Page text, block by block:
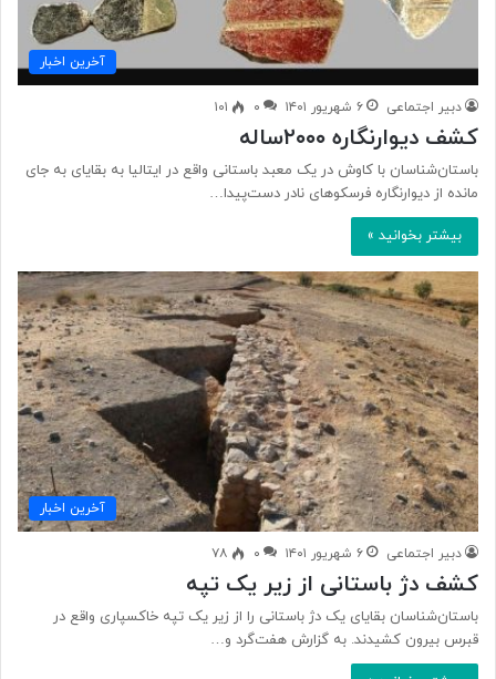
آخرین اخبار
دبیر اجتماعی ۶ شهریور ۱۴۰۱ ۰ ۱۰۱
کشف دیوارنگاره ۲۰۰۰ساله
باستان‌شناسان با کاوش در یک معبد باستانی واقع در ایتالیا به بقایای به جای
مانده از دیوارنگاره فرسکوهای نادر دست‌پیدا…
بیشتر بخوانید »
آخرین اخبار
دبیر اجتماعی ۶ شهریور ۱۴۰۱ ۰ ۷۸
کشف دژ باستانی از زیر یک تپه
باستان‌شناسان بقایای یک دژ باستانی را از زیر یک تپه خاکسپاری واقع در
قبرس بیرون کشیدند. به گزارش هفت‌گرد و…